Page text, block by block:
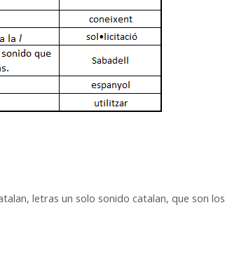
, letras un solo sonido catalan, que son los